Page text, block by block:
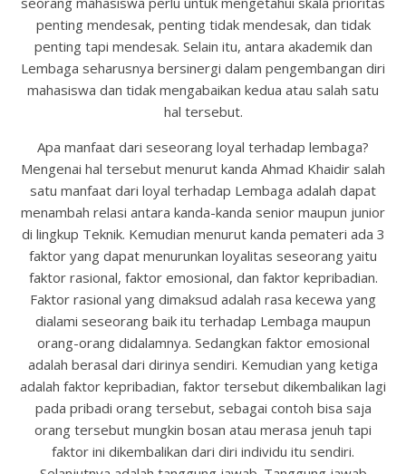
penting mendesak, penting tidak mendesak, dan tidak
penting tapi mendesak. Selain itu, antara akademik dan
Lembaga seharusnya bersinergi dalam pengembangan diri
mahasiswa dan tidak mengabaikan kedua atau salah satu
hal tersebut.
Apa manfaat dari seseorang loyal terhadap lembaga?
Mengenai hal tersebut menurut kanda Ahmad Khaidir salah
satu manfaat dari loyal terhadap Lembaga adalah dapat
menambah relasi antara kanda-kanda senior maupun junior
di lingkup Teknik. Kemudian menurut kanda pemateri ada 3
faktor yang dapat menurunkan loyalitas seseorang yaitu
faktor rasional, faktor emosional, dan faktor kepribadian.
Faktor rasional yang dimaksud adalah rasa kecewa yang
dialami seseorang baik itu terhadap Lembaga maupun
orang-orang didalamnya. Sedangkan faktor emosional
adalah berasal dari dirinya sendiri. Kemudian yang ketiga
adalah faktor kepribadian, faktor tersebut dikembalikan lagi
pada pribadi orang tersebut, sebagai contoh bisa saja
orang tersebut mungkin bosan atau merasa jenuh tapi
faktor ini dikembalikan dari diri individu itu sendiri.